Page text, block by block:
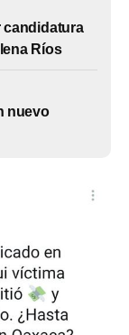
candidatura
Ríos
nuevo